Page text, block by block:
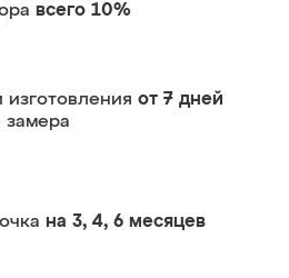
всего 10%
изготовления от 7 дней
замера
на 3, 4, 6 месяцев